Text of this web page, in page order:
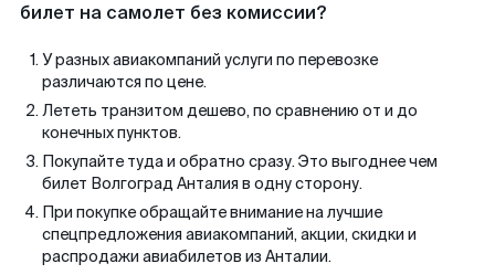
билет на самолет без комиссии?
У разных авиакомпаний услуги по перевозке
различаются по цене.
Лететь транзитом дешево, по сравнению от и до
конечных пунктов.
Покупайте туда и обратно сразу. Это выгоднее чем
билет Волгоград Анталия в одну сторону.
При покупке обращайте внимание на лучшие
спецпредложения авиакомпаний, акции, скидки и
распродажи авиабилетов из Анталии.